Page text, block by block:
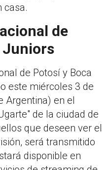
casa.
de
Juniors
de Potosí y Boca
este miércoles 3 de
Argentina) en el
de la ciudad de
que deseen ver el
será transmitido
disponible en